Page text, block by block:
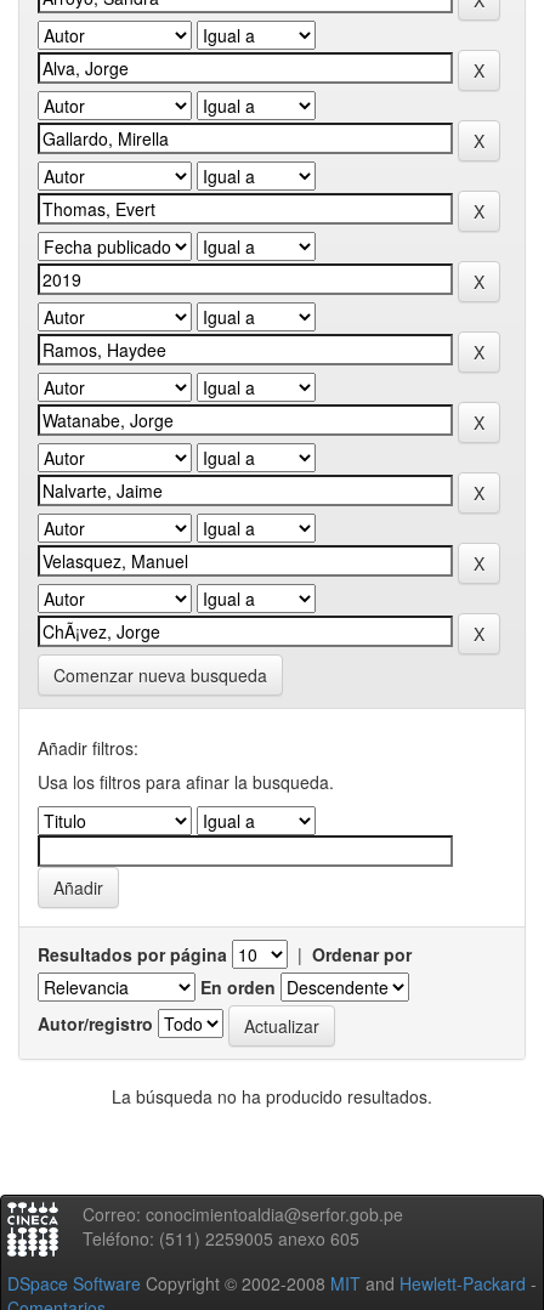
Comenzar nueva busqueda
Añadir filtros:
Usa los filtros para afinar la busqueda.
Resultados por página | Ordenar por
En orden
Autor/registro
La búsqueda no ha producido resultados.
Correo: conocimientoaldia@serfor.gob.pe
Teléfono: (511) 2259005 anexo 605
DSpace Software Copyright © 2002-2008 MIT and Hewlett-Packard -